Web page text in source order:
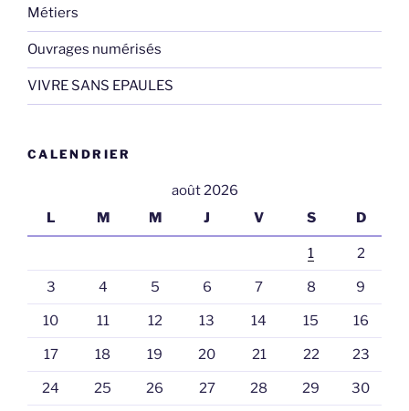
Métiers
Ouvrages numérisés
VIVRE SANS EPAULES
CALENDRIER
août 2026
L
M M J V S D
1 2
3 4 5 6 7 8 9
10 11 12 13 14 15 16
17 18 19 20 21 22 23
24 25 26 27 28 29 30